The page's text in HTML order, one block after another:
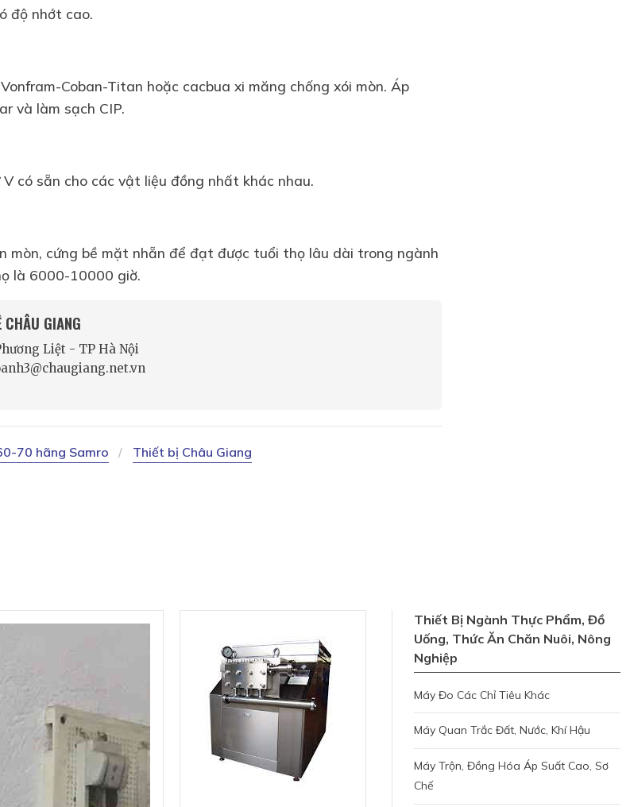
độ nhớt cao.
Coban-Titan hoặc cacbua xi măng chống xói mòn. Áp
và làm sạch CIP.
V có sẵn cho các vật liệu đồng nhất khác nhau.
mòn, cứng bề mặt nhẵn để đạt được tuổi thọ lâu dài trong ngành
là 6000-10000 giờ.
GIANG
Liệt - TP Hà Nội
70 hãng Samro Thiết bị Châu Giang
Thiết Bị Ngành Thực Phẩm, Đồ
Uống, Thức Ăn Chăn Nuôi, Nông
Nghiệp
Máy Đo Các Chỉ Tiêu Khác
Máy Quan Trắc Đất, Nước, Khí Hậu
Máy Trộn, Đồng Hóa Áp Suất Cao, Sơ
Chế